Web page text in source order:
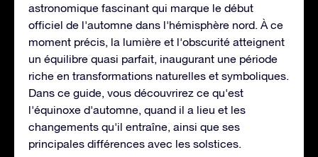
astronomique fascinant qui marque le début
officiel de l'automne dans l'hémisphère nord. À ce
moment précis, la lumière et l'obscurité atteignent
un équilibre quasi parfait, inaugurant une période
riche en transformations naturelles et symboliques.
Dans ce guide, vous découvrirez ce qu'est
l'équinoxe d'automne, quand il a lieu et les
changements qu'il entraîne, ainsi que ses
principales différences avec les solstices.